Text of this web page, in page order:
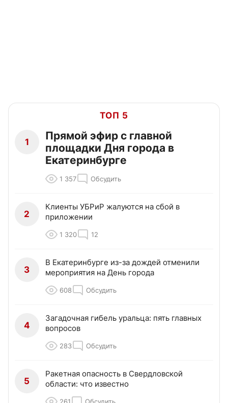
ТОП 5
1
Прямой эфир с главной
площадки Дня города в
Екатеринбурге
1 357 Обсудить
2
Клиенты УБРиР жалуются на сбой в
приложении
1 320 12
3
В Екатеринбурге из-за дождей отменили
мероприятия на День города
608 Обсудить
4
Загадочная гибель уральца: пять главных
вопросов
283 Обсудить
5
Ракетная опасность в Свердловской
области: что известно